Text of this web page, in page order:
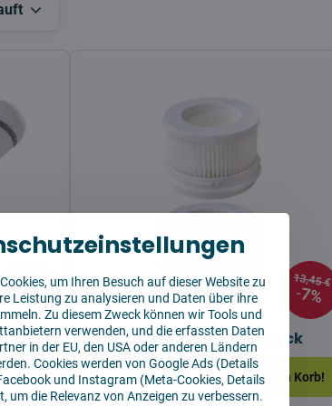
21,82 €
11%
Korb!
13,45 €
7%
Xiaomi Mijia 1C Filter 2 Stück
Vorrätig
12,48 € In den Korb!
um Ihren Besuch auf dieser Website zu
Leistung zu analysieren und Daten über ihre
Zu diesem Zweck können wir Tools und
verwenden, und die erfassten Daten
in der EU, den USA oder anderen Ländern
Cookies werden von Google Ads (Details
und Instagram (Meta-Cookies, Details
um die Relevanz von Anzeigen zu verbessern.